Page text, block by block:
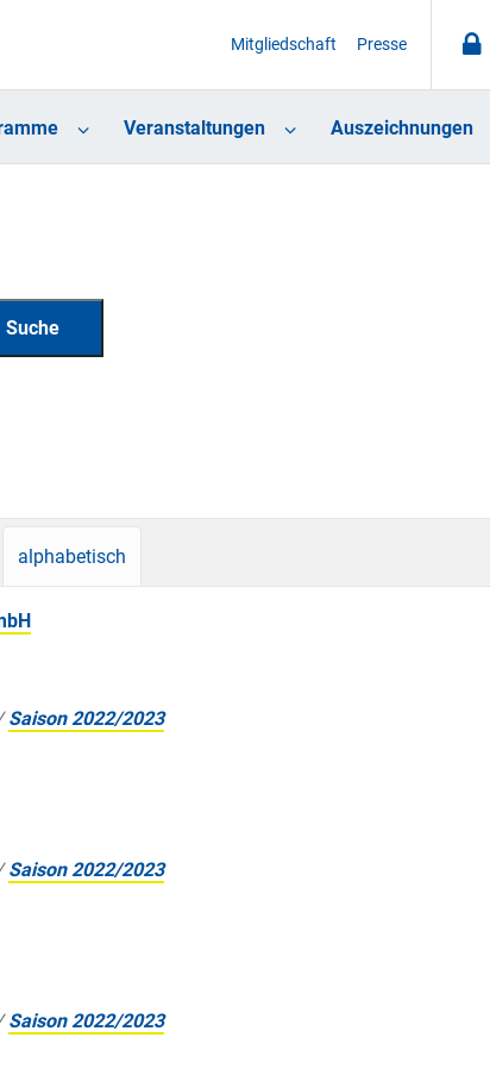
Mitgliedschaft Presse
Veranstaltungen Auszeichnungen
alphabetisch
Saison 2022/2023
Saison 2022/2023
Saison 2022/2023